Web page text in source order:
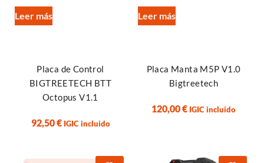
Leer más
Placa de Control
BIGTREETECH BTT
Octopus V1.1
92,50€ IGIC incluido
Leer más
Placa Manta M5P V1.0
Bigtreetech
120,00€ IGIC incluido